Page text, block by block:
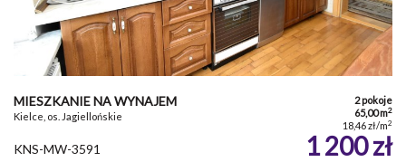
MIESZKANIE NA WYNAJEM
Kielce, os. Jagiellońskie
2 pokoje
65,00 m2
18,46 zł/m2
KNS-MW-3591 1 200 zł